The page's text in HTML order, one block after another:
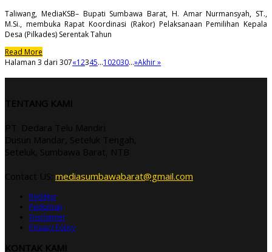
Taliwang, MediaKSB– Bupati Sumbawa Barat, H. Amar Nurmansyah, ST.,
M.Si., membuka Rapat Koordinasi (Rakor) Pelaksanaan Pemilihan Kepala
Desa (Pilkades) Serentak Tahun
Read More
Halaman 3 dari 307«12345...102030...»Akhir »
TENTANG KAMI
PT. Dedara Telu Mandiri
Dusun Mandar, Seteluk Tengah,
Seteluk, Sumbawa Barat, NTB
Contact US: mediasumbawabarat@gmail.com
Redaksi
Pedoman
Disclaimer
Privacy Policy
KONTAK KAMI